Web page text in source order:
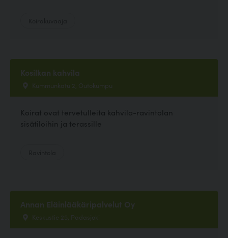
Kosilkan kahvila
Kummunkatu 2, Outokumpu
Koirat ovat tervetulleita kahvila-ravintolan
sisätiloihin ja terassille
Annan Eläinlääkäripalvelut Oy
Keskustie 25, Padasjoki